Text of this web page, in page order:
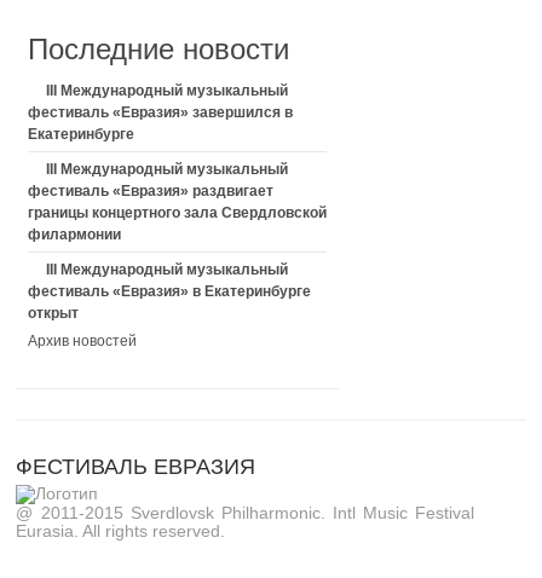
Последние новости
III Международный музыкальный
фестиваль «Евразия» завершился в
Екатеринбурге
III Международный музыкальный
фестиваль «Евразия» раздвигает
границы концертного зала Свердловской
филармонии
III Международный музыкальный
фестиваль «Евразия» в Екатеринбурге
открыт
Архив новостей
ФЕСТИВАЛЬ ЕВРАЗИЯ
@ 2011-2015 Sverdlovsk Philharmonic. Intl Music Festival
Eurasia. All rights reserved.